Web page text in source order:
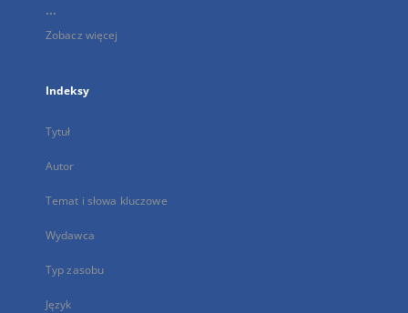
...
Zobacz więcej
Indeksy
Tytuł
Autor
Temat i słowa kluczowe
Wydawca
Typ zasobu
Język